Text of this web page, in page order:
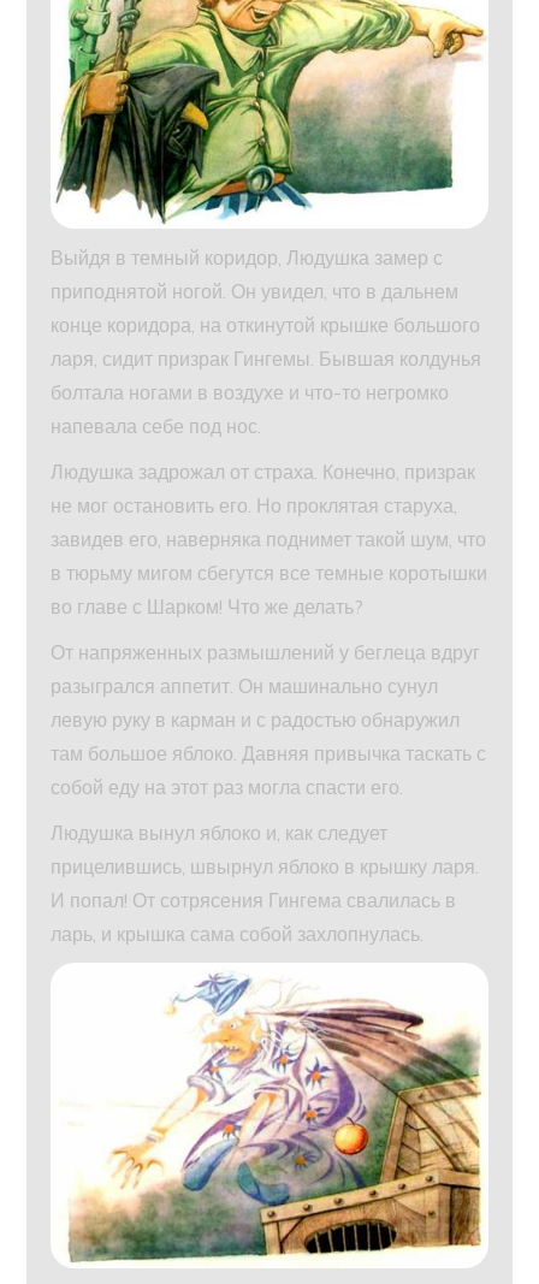
Выйдя в темный коридор, Людушка замер с
приподнятой ногой. Он увидел, что в дальнем
конце коридора, на откинутой крышке большого
ларя, сидит призрак Гингемы. Бывшая колдунья
болтала ногами в воздухе и что-то негромко
напевала себе под нос.
Людушка задрожал от страха. Конечно, призрак
не мог остановить его. Но проклятая старуха,
завидев его, наверняка поднимет такой шум, что
в тюрьму мигом сбегутся все темные коротышки
во главе с Шарком! Что же делать?
От напряженных размышлений у беглеца вдруг
разыгрался аппетит. Он машинально сунул
левую руку в карман и с радостью обнаружил
там большое яблоко. Давняя привычка таскать с
собой еду на этот раз могла спасти его.
Людушка вынул яблоко и, как следует
прицелившись, швырнул яблоко в крышку ларя.
И попал! От сотрясения Гингема свалилась в
ларь, и крышка сама собой захлопнулась.